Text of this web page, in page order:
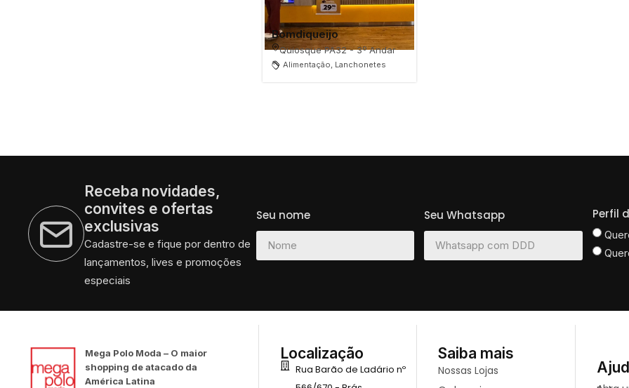
Bomdiqueijo
Quiosque PA32 - 3º Andar
Alimentação, Lanchonetes
Receba novidades,
convites e ofertas
exclusivas
Cadastre-se e fique por dentro de
lançamentos, lives e promoções
especiais
Seu nome Seu Whatsapp Perfil
Mega Polo Moda – O maior
shopping de atacado da
América Latina
Localização
Rua Barão de Ladário nº
Saiba mais
Nossas Lojas